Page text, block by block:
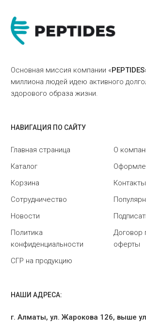
Основная миссия компании «PEPTIDES
миллиона людей идею активного
здорового образа жизни.
НАВИГАЦИЯ ПО САЙТУ
Главная страница
О
Каталог
Корзина
Контакты
Сотрудничество
Новости
Политика
конфиденциальности
Договор
оферты
СГР на продукцию
НАШИ АДРЕСА:
г. Алматы, ул. Жарокова 126, выше